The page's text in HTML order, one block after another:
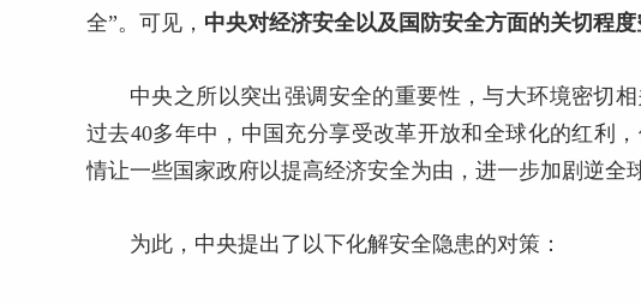
全”。可见， 中央对经济安全以及国防安全方面的关切程度
中央之所以突出强调安全的重要性，与大环境密切
过去40多年中，中国充分享受改革开放和全球化的红利
情让一些国家政府以提高经济安全为由，进一步加剧逆全
为此，中央提出了以下化解安全隐患的对策：